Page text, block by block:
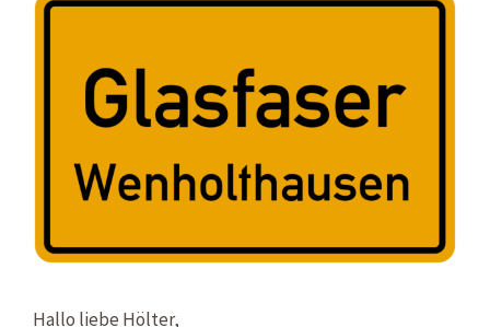
Hallo liebe Hölter,